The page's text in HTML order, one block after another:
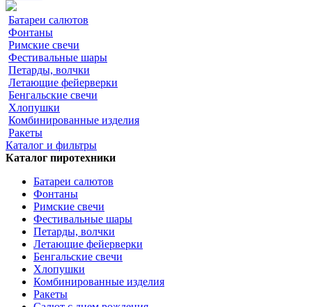
Батареи салютов
Фонтаны
Римские свечи
Фестивальные шары
Петарды, волчки
Летающие фейерверки
Бенгальские свечи
Хлопушки
Комбинированные изделия
Ракеты
Каталог и фильтры
Каталог пиротехники
Батареи салютов
Фонтаны
Римские свечи
Фестивальные шары
Петарды, волчки
Летающие фейерверки
Бенгальские свечи
Хлопушки
Комбинированные изделия
Ракеты